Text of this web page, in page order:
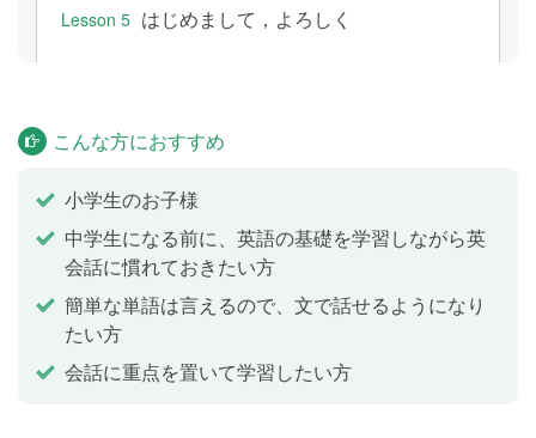
Lesson 5 はじめまして，よろしく
Lesson 7 自分が持っているものを言ってみよう
Lesson 8 いっしょに遊ぼうとさそおう
得意なスポーツの話をしよう
こんな方におすすめ
小学生のお子様
中学生になる前に、英語の基礎を学習しながら英
会話に慣れておきたい方
簡単な単語は言えるので、文で話せるようになり
たい方
会話に重点を置いて学習したい方